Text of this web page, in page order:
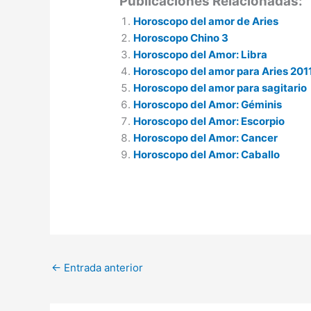
Horoscopo del amor de Aries
Horoscopo Chino 3
Horoscopo del Amor: Libra
Horoscopo del amor para Aries
Horoscopo del amor para sagitario
Horoscopo del Amor: Géminis
Horoscopo del Amor: Escorpio
Horoscopo del Amor: Cancer
Horoscopo del Amor: Caballo
← Entrada anterior